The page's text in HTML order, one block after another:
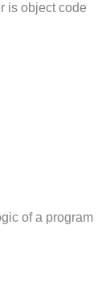
is object code
of a program